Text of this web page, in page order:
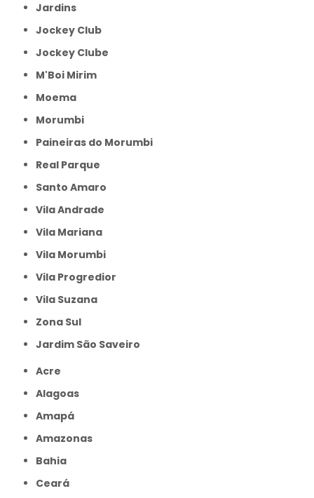
Jardins
Jockey Club
Jockey Clube
M'Boi Mirim
Moema
Morumbi
Paineiras do Morumbi
Real Parque
Santo Amaro
Vila Andrade
Vila Mariana
Vila Morumbi
Vila Progredior
Vila Suzana
Zona Sul
jardim São Saveiro
Acre
Alagoas
Amapá
Amazonas
Bahia
Ceará